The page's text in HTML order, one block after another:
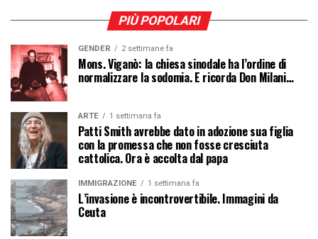
PIÙ POPOLARI
GENDER 2 settimane fa
Mons. Viganò: la chiesa sinodale ha l’ordine di
normalizzare la sodomia. E ricorda Don Milani…
ARTE 1 settimana fa
Patti Smith avrebbe dato in adozione sua figlia
con la promessa che non fosse cresciuta
cattolica. Ora è accolta dal papa
IMMIGRAZIONE 1 settimana fa
L’invasione è incontrovertibile. Immagini da
Ceuta